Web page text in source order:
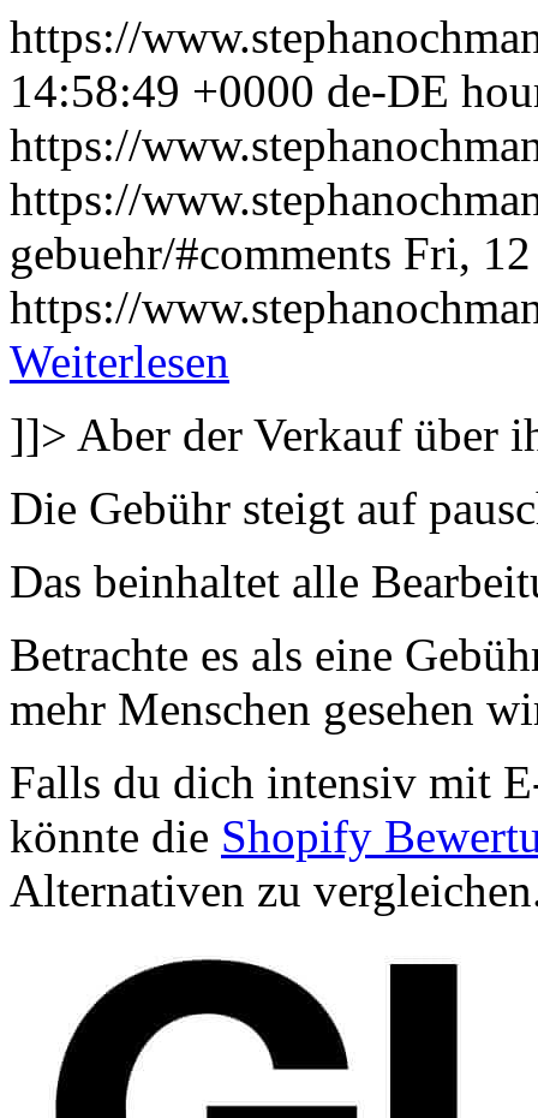
https://
14:58:49 +0000 de-DE
https://
https://
gebuehr/#comments Fri,
https://
Weiterlesen
]]> Aber der Verkauf über
Die Gebühr steigt auf
Das beinhaltet alle
Betrachte es als eine
mehr Menschen gesehen
Falls du dich intensiv mit
könnte die Shopify
Alternativen zu